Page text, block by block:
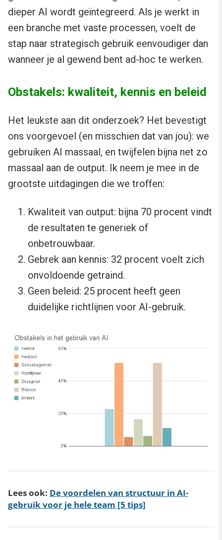
dieper AI wordt geïntegreerd. Als je werkt in
een branche met vaste processen, voelt de
stap naar strategisch gebruik eenvoudiger dan
wanneer je al gewend bent ad-hoc te werken.
Obstakels: kwaliteit, kennis en beleid
Het leukste aan dit onderzoek? Het bevestigt
ons voorgevoel (en misschien dat van jou): we
gebruiken AI massaal, en twijfelen bijna net zo
massaal aan de output. Ik neem je mee in de
grootste uitdagingen die we troffen:
Kwaliteit van output: bijna 70 procent vindt
de resultaten te generiek of
onbetrouwbaar.
Gebrek aan kennis: 32 procent voelt zich
onvoldoende getraind.
Geen beleid: 25 procent heeft geen
duidelijke richtlijnen voor AI-gebruik.
Lees ook: De voordelen van structuur in AI-
gebruik voor je hele team [5 tips]